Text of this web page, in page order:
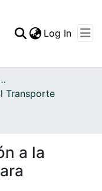
Statistics
Log In
y Fílmico del Valle del Cauca
Transporte
a la